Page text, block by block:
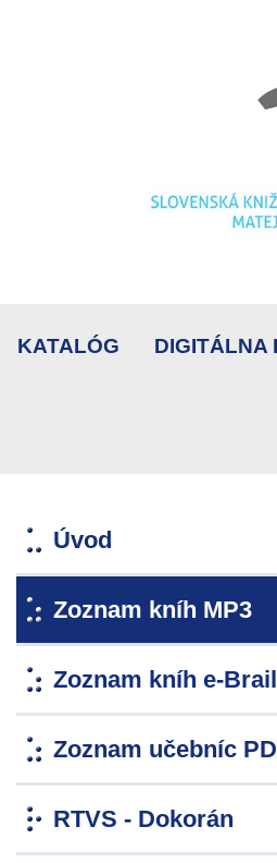
KATALÓG DIGITÁLNA
Úvod
Zoznam kníh MP3
Zoznam kníh e-
Zoznam učebníc
RTVS - Dokorán